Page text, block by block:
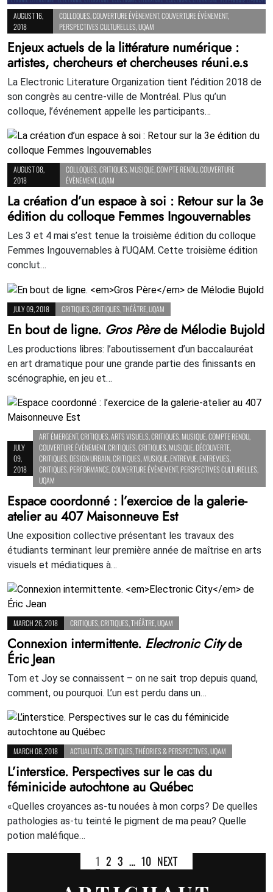
AUGUST 16,
2018
COLLOQUES COUVERTURE ÉVÈNEMENT,COUVERTURE ÉVÈNEMENT,
PERSPECTIVES CULTURELLES UQAM
Enjeux actuels de la littérature numérique :
artistes, chercheurs et chercheuses réuni.e.s
La Electronic Literature Organization tient l’édition 2018 de
son congrès au centre-ville de Montréal. Plus qu’un
colloque, l’événement appelle les participants…
AUGUST 08,
2018
COLLOQUES ,CRITIQUES MUSIQUE ,COMPTE RENDU ,COUVERTURE
ÉVÈNEMENT,UQAM
La création d’un espace à soi : Retour sur la 3e
édition du colloque Femmes Ingouvernables
Les 3 et 4 mai s’est tenue la troisième édition du colloque
Femmes Ingouvernables à l’UQAM. Cette troisième édition
conclut…
JULY 09, 2018 CRITIQUES CRITIQUES THÉÂTRE UQAM
En bout de ligne. Gros Pèrede Mélodie Bujold
Les productions libres: l’aboutissement d’un baccalauréat
en art dramatique pour une grande partie des finissants en
scénographie, en jeu et…
JULY
09,
2018
ART ÉMERGENT,CRITIQUES ARTS VISUELS CRITIQUES MUSIQUE COMPTE RENDU
COUVERTURE ÉVÈNEMENT,CRITIQUES CRITIQUES MUSIQUE DÉCOUVERTE
CRITIQUES DESIGN URBAIN CRITIQUES MUSIQUE ENTREVUE ENTREVUES
CRITIQUES PERFORMANCE COUVERTURE ÉVÈNEMENT, PERSPECTIVES CULTURELLES
UQAM
Espace coordonné : l’exercice de la galerie-
atelier au 407 Maisonneuve Est
Une exposition collective présentant les travaux des
étudiants terminant leur première année de maîtrise en arts
visuels et médiatiques à…
MARCH 26, 2018 CRITIQUES CRITIQUES THÉÂTRE UQAM
Connexion intermittente. Electronic Cityde
Éric Jean
Tom et Joy se connaissent – on ne sait trop depuis quand,
comment, ou pourquoi. L’un est perdu dans un…
MARCH 08, 2018 ACTUALITÉS CRITIQUES THÉORIES & PERSPECTIVES UQAM
L’interstice. Perspectives sur le cas du
féminicide autochtone au Québec
«Quelles croyances as-tu nouées à mon corps? De quelles
pathologies as-tu teinté le pigment de ma peau? Quelle
potion maléfique…
1 2 3 … 10 NEXT